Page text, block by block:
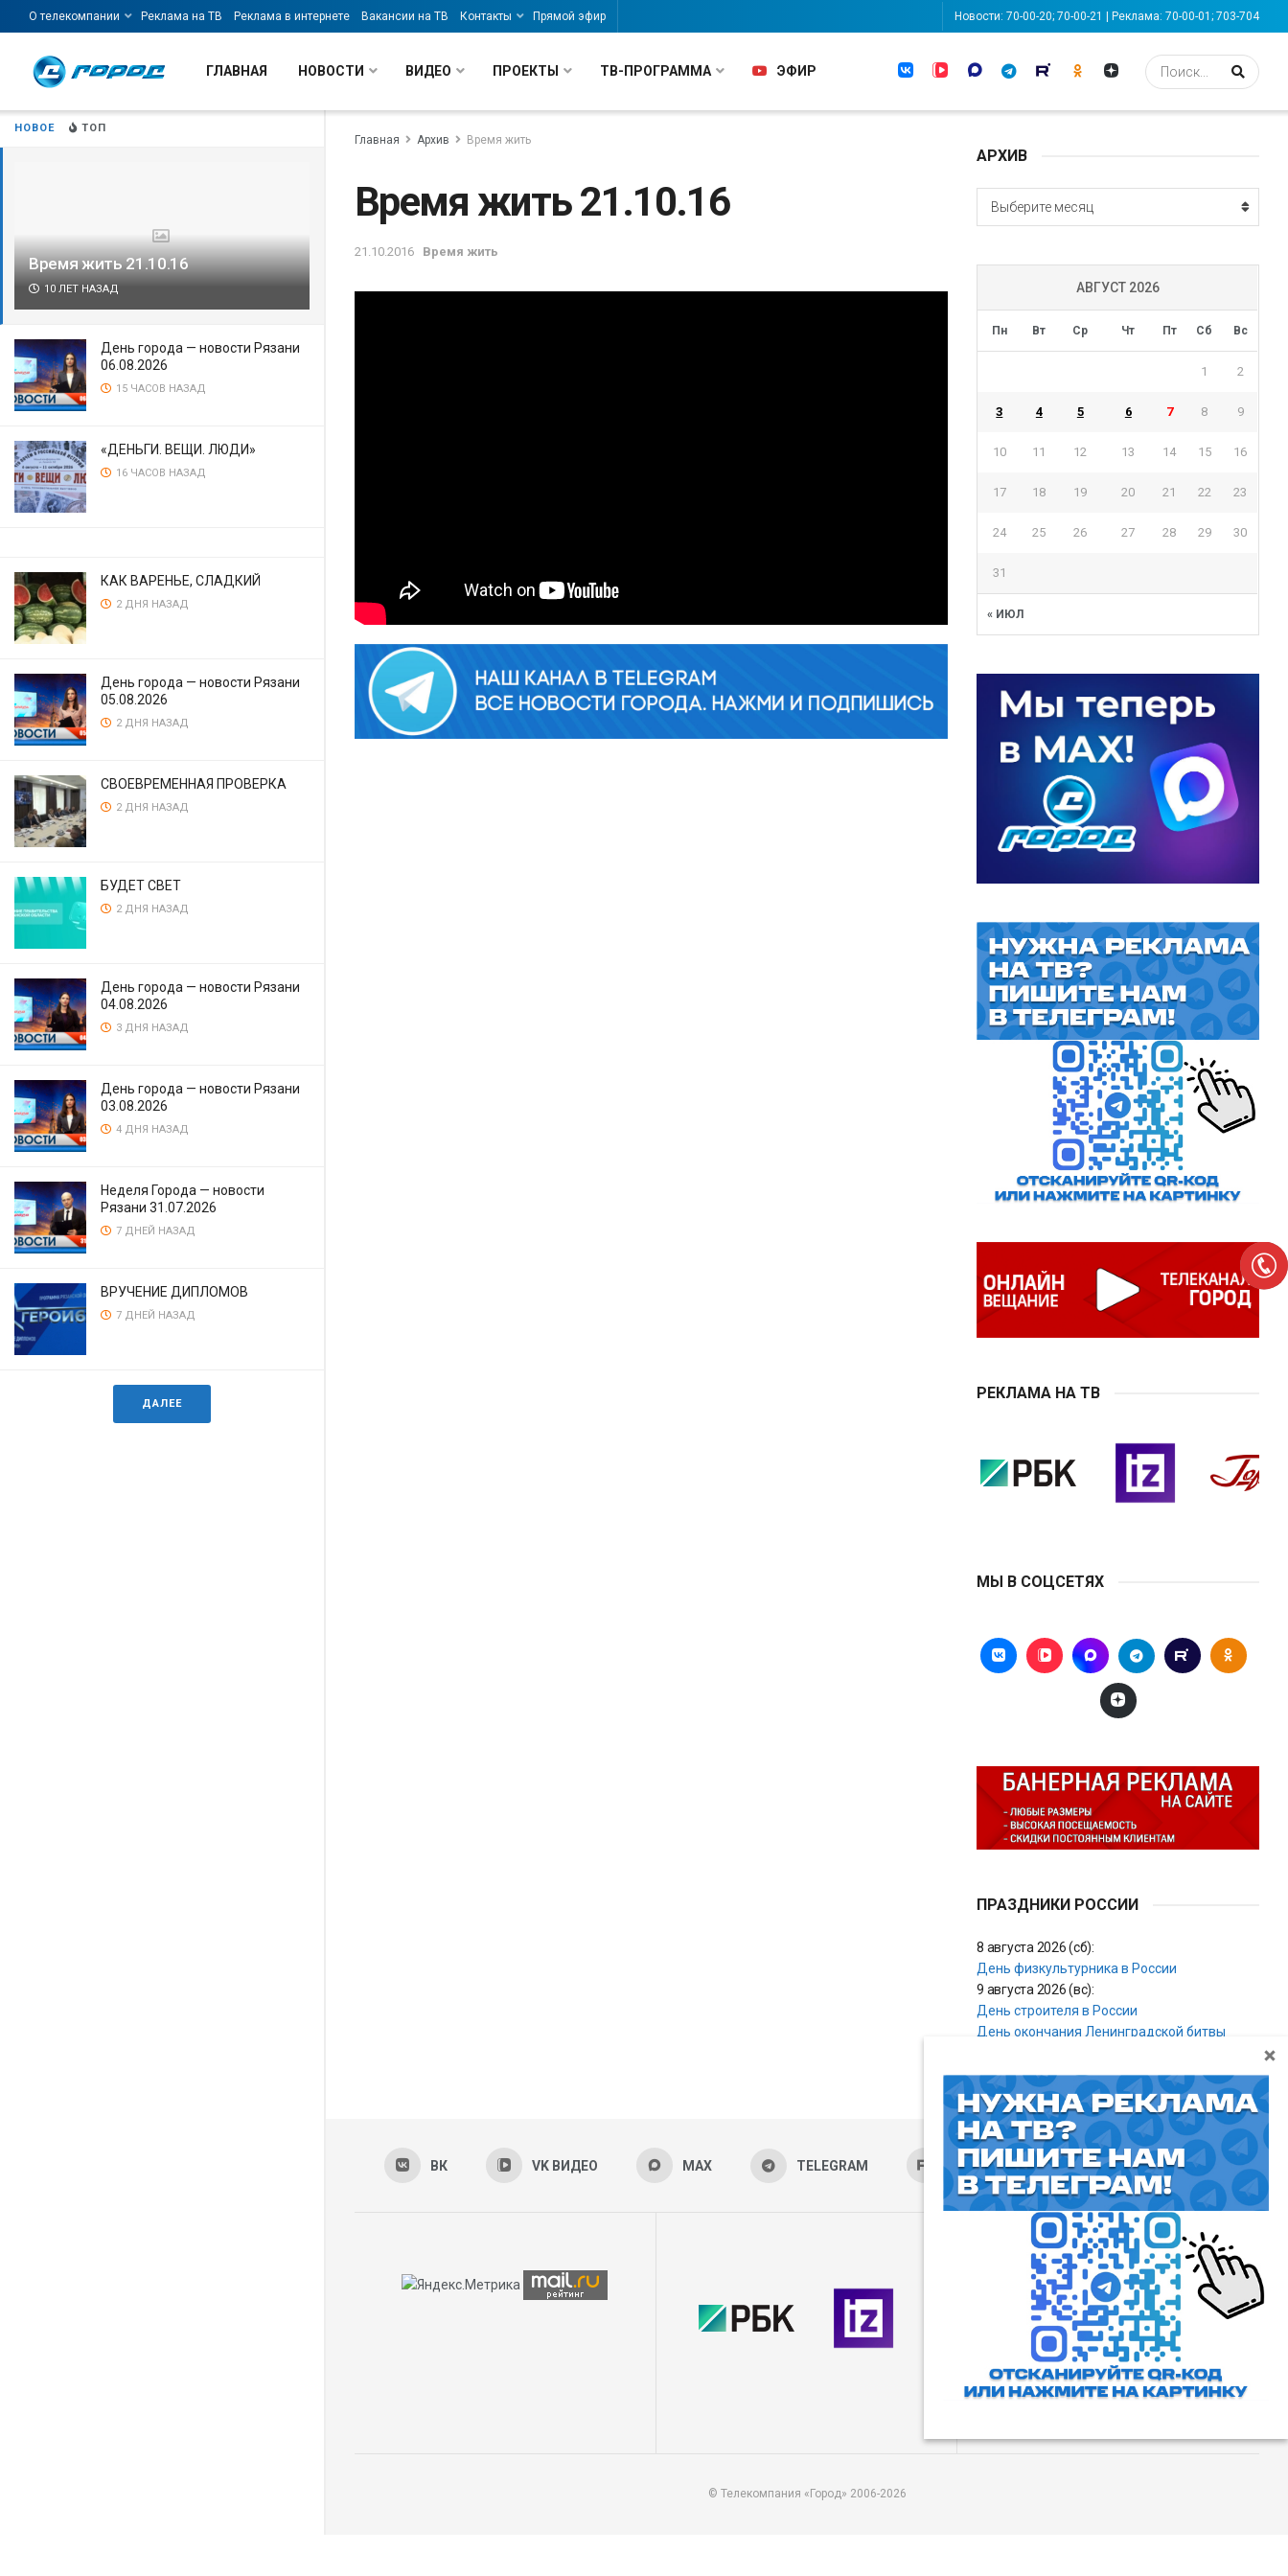
НОВОЕ ТОП
Время жить 21.10.16
10 ЛЕТ НАЗАД
День города — новости Рязани
06.08.2026
15 ЧАСОВ НАЗАД
«ДЕНЬГИ. ВЕЩИ. ЛЮДИ»
16 ЧАСОВ НАЗАД
КАК ВАРЕНЬЕ, СЛАДКИЙ
2 ДНЯ НАЗАД
День города — новости Рязани
05.08.2026
2 ДНЯ НАЗАД
СВОЕВРЕМЕННАЯ ПРОВЕРКА
2 ДНЯ НАЗАД
БУДЕТ СВЕТ
2 ДНЯ НАЗАД
День города — новости Рязани
04.08.2026
3 ДНЯ НАЗАД
День города — новости Рязани
03.08.2026
4 ДНЯ НАЗАД
Неделя Города — новости
Рязани 31.07.2026
7 ДНЕЙ НАЗАД
ВРУЧЕНИЕ ДИПЛОМОВ
7 ДНЕЙ НАЗАД
ДАЛЕЕ
О телекомпании Реклама на ТВ Реклама в интернете Вакансии на ТВ Контакты Прямой эфир Новости: 70-00-20; 70-00-21 | Реклама: 70-00-01; 703-704
ГЛАВНАЯ НОВОСТИ ВИДЕО ПРОЕКТЫ ТВ-ПРОГРАММА ЭФИР
Главная Архив Время жить
Время жить 21.10.16
21.10.2016 Время жить
АРХИВ
АРХИВ
Выберите месяц
АВГУСТ 2026
Пн Вт Ср Чт Пт Сб Вс
« ИЮЛ
1 2
3 4 5 6 7 8 9
10 11 12 13 14 15 16
17 18 19 20 21 22 23
24 25 26 27 28 29 30
31
РЕКЛАМА НА ТВ
МЫ В СОЦСЕТЯХ
ПРАЗДНИКИ РОССИИ
8 августа 2026 (сб):
День физкультурника в России
9 августа 2026 (вс):
День строителя в России
День окончания Ленинградской битвы
ВК VK ВИДЕО MAX TELEGRAM RUTUBE ОК ДЗЕН
Пользовательское соглашение
Все права защищены. Любое
использование материалов
допускается только с согласия
редакции, а также с ссылкой на
сайт.
© Телекомпания «Город» 2006-2026